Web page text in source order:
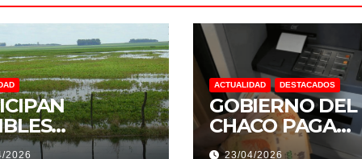
Y
2026
ACTUALIDAD DESTACADOS
GOBIERNO DEL
CHACO PAGA
SUELDOS EL 29
23/04/2026